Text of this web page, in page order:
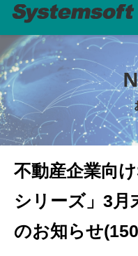
不動産企業向
シリーズ」3月
のお知らせ